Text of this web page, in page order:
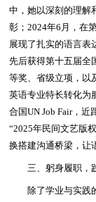
中，她以深刻的理解
彰；2024年6月，在
展现了扎实的语言表
先后获得第十五届全
等奖、省级立项，以
英语专业特长转化为
合国UN Job Fair，
“2025年民间文艺版
换搭建沟通桥梁，让
三、躬身履职，
除了学业与实践